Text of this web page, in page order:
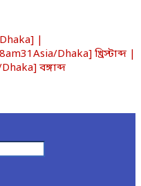
|
Dhaka] খ্রিস্টাব্দ |
বঙ্গাব্দ